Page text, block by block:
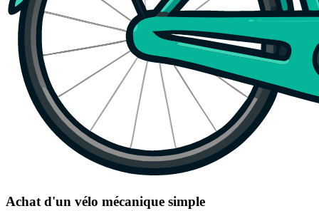
Achat d'un vélo mécanique simple